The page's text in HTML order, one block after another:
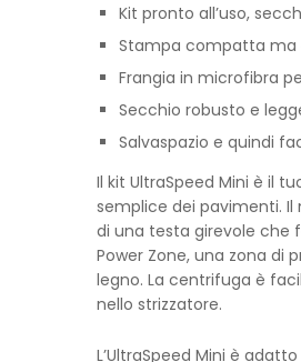
Kit pronto all’uso,
Stampa compatta ma
Frangia in microfibra
Secchio robusto e
Salvaspazio e quindi
Il kit UltraSpeed Mini è il
semplice dei pavimenti.
di una testa girevole che
Power Zone, una zona di
legno. La centrifuga è
nello strizzatore.
L’UltraSpeed Mini è